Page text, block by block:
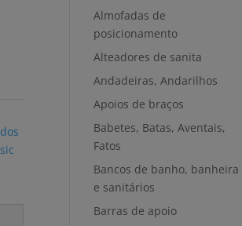
Almofadas de
posicionamento
Alteadores de sanita
Andadeiras, Andarilhos
Apoios de braços
Babetes, Batas, Aventais,
Fatos
Bancos de banho, banheira
e sanitários
Barras de apoio